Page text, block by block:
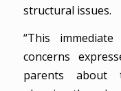
structural issues.
“This
concerns
parents about